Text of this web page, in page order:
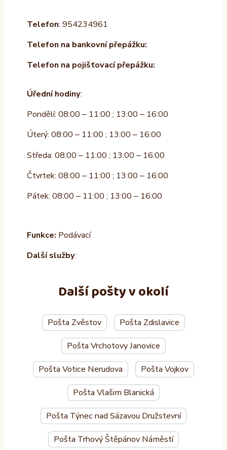
Telefon: 954234961
Telefon na bankovní přepážku:
Telefon na pojišťovací přepážku:
Úřední hodiny:
Pondělí: 08:00 – 11:00 ; 13:00 – 16:00
Úterý: 08:00 – 11:00 ; 13:00 – 16:00
Středa: 08:00 – 11:00 ; 13:00 – 16:00
Čtvrtek: 08:00 – 11:00 ; 13:00 – 16:00
Pátek: 08:00 – 11:00 ; 13:00 – 16:00
Funkce: Podávací
Další služby:
Další pošty v okolí
Pošta Zvěstov Pošta Zdislavice
Pošta Vrchotovy Janovice
Pošta Votice Nerudova Pošta Vojkov
Pošta Vlašim Blanická
Pošta Týnec nad Sázavou Družstevní
Pošta Trhový Štěpánov Náměstí